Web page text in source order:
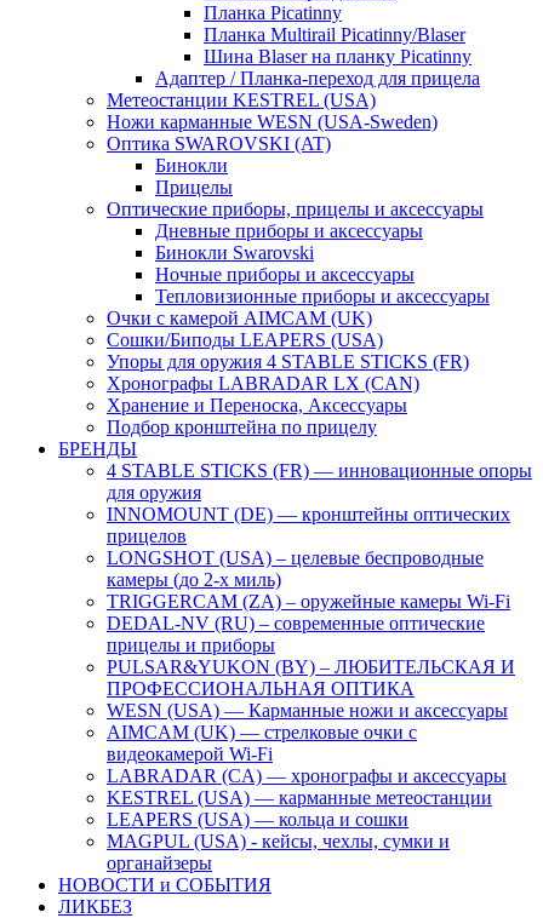
Планка Picatinny
Планка Multirail Picatinny/Blaser
Шина Blaser на планку Picatinny
Адаптер / Планка-переход для прицела
Метеостанции KESTREL (USA)
Ножи карманные WESN (USA-Sweden)
Оптика SWAROVSKI (AT)
Бинокли
Прицелы
Оптические приборы, прицелы и аксессуары
Дневные приборы и аксессуары
Бинокли Swarovski
Ночные приборы и аксессуары
Тепловизионные приборы и аксессуары
Очки с камерой AIMCAM (UK)
Сошки/Биподы LEAPERS (USA)
Упоры для оружия 4 STABLE STICKS (FR)
Хронографы LABRADAR LX (CAN)
Хранение и Переноска, Аксессуары
Подбор кронштейна по прицелу
БРЕНДЫ
4 STABLE STICKS (FR) — инновационные опоры
для оружия
INNOMOUNT (DE) — кронштейны оптических
прицелов
LONGSHOT (USA) – целевые беспроводные
камеры (до 2-х миль)
TRIGGERCAM (ZA) – оружейные камеры Wi-Fi
DEDAL-NV (RU) – современные оптические
прицелы и приборы
PULSAR&YUKON (BY) – ЛЮБИТЕЛЬСКАЯ И
ПРОФЕССИОНАЛЬНАЯ ОПТИКА
WESN (USA) — Карманные ножи и аксессуары
AIMCAM (UK) — стрелковые очки с
видеокамерой Wi-Fi
LABRADAR (CA) — хронографы и аксессуары
KESTREL (USA) — карманные метеостанции
LEAPERS (USA) — кольца и сошки
MAGPUL (USA) - кейсы, чехлы, сумки и
органайзеры
НОВОСТИ и СОБЫТИЯ
ЛИКБЕЗ